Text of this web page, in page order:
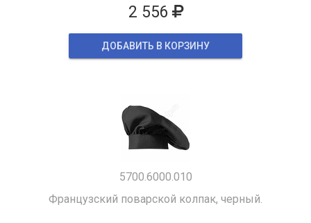
2 556
ДОБАВИТЬ В КОРЗИНУ
5700.6000.010
Французский поварской колпак, черный.